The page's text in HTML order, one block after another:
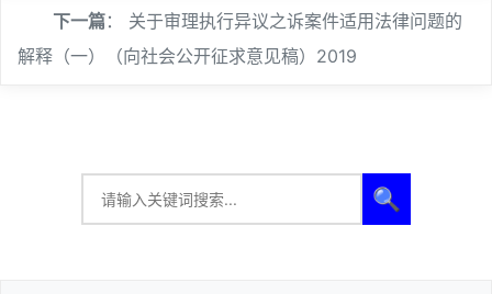
下一篇： 关于审理执行异议之诉案件适用法律问题的
解释（一）（向社会公开征求意见稿）2019
🔍